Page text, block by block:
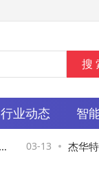
行业动态 智
03-13 杰华特